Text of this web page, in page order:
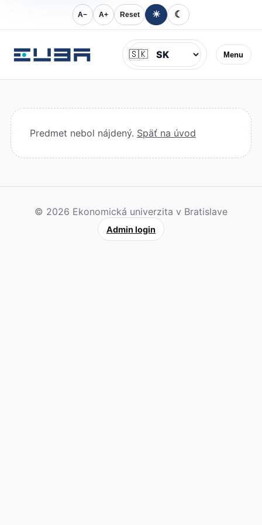
A− A+ Reset ☀ ☾
Menu
Jazyk
🇸🇰
Predmet nebol nájdený. Späť na úvod
© 2026 Ekonomická univerzita v Bratislave
Admin login